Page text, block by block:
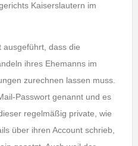
Kaiserslautern im
dass die
ihres Ehemanns im
zurechnen lassen muss.
Passwort genannt und es
regelmäßig private, wie
über ihren Account schrieb,